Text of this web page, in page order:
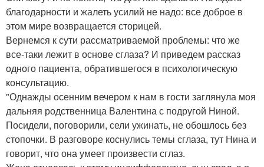
благодарности и жалеть усилий не надо: все доброе в
этом мире возвращается сторицей.
Вернемся к сути рассматриваемой проблемы: что же
все-таки лежит в основе сглаза? И приведем рассказ
одного пациента, обратившегося в психологическую
консультацию.
"Однажды осенним вечером к нам в гости заглянула моя
дальняя родственница Валентина с подругой Ниной.
Посидели, поговорили, сели ужинать, не обошлось без
стопочки. В разговоре коснулись темы сглаза, тут Нина и
говорит, что она умеет произвести сглаз.